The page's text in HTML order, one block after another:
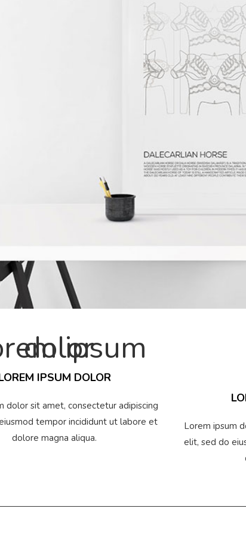
IPSUM DOLOR
dolor sit amet, consectetur adipiscing
tempor incididunt ut labore et
dolore magna aliqua.
Lorem ipsum
elit, sed do
VINCENT CHARLES